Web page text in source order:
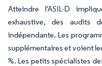
Atteindre l'ASIL-D
exhaustive, des audits
indépendante. Les
supplémentaires et voient
%. Les petits spécialistes